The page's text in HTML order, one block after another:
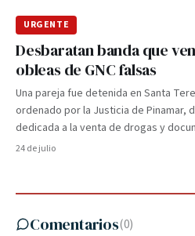
URGENTE
Desbaratan banda que
obleas de GNC falsas
Una pareja fue detenida en Santa
ordenado por la Justicia de Pinamar,
dedicada a la venta de drogas y
24 de julio
Comentarios(0)